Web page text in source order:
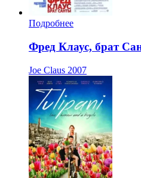
Подробнее
Фред Клаус, брат
Joe Claus 2007